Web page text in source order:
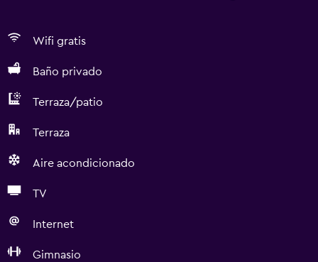
Wifi gratis
Baño privado
Terraza/patio
Terraza
Aire acondicionado
TV
Internet
Gimnasio